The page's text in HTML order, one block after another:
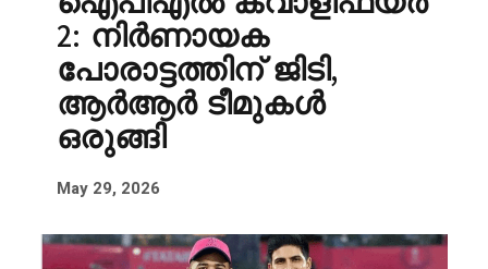
2: നിർണായക
പോരാട്ടത്തിന് ജിടി,
ആർആർ ടീമുകൾ
ഒരുങ്ങി
May 29, 2026